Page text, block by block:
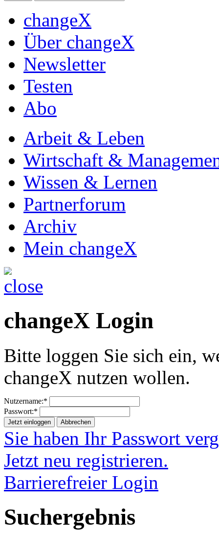
changeX
Über changeX
Newsletter
Testen
Abo
Arbeit & Leben
Wirtschaft &
Wissen & Lernen
Partnerforum
Archiv
Mein changeX
changeX Login
Bitte loggen Sie sich ein,
changeX nutzen wollen.
Nutzername:*
Passwort:*
Jetzt einloggen Abbrechen
Sie haben Ihr Passwort
Jetzt neu registrieren.
Barrierefreier Login
Suchergebnis